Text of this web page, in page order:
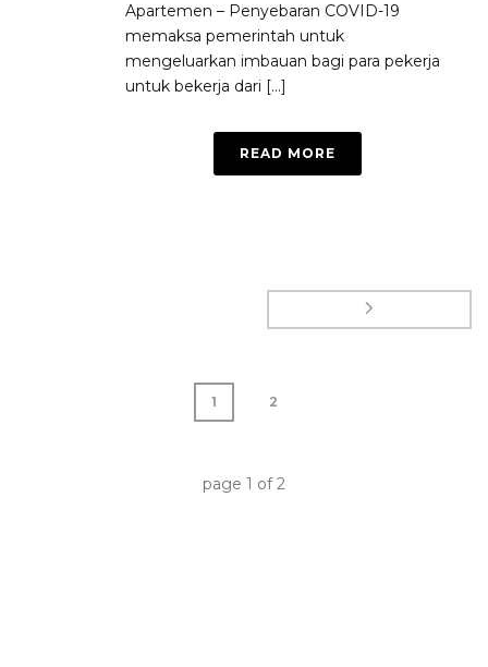
Apartemen – Penyebaran COVID-19
memaksa pemerintah untuk
mengeluarkan imbauan bagi para pekerja
untuk bekerja dari [...]
READ MORE
1 2
page 1 of2